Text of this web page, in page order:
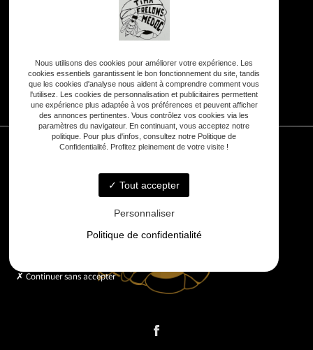
timafrelonsmedoc@gmail.com
7j/7 :8h - 20h
Nous utilisons des cookies pour améliorer votre expérience. Les
cookies essentiels garantissent le bon fonctionnement du site, tandis
que les cookies d'analyse nous aident à comprendre comment vous
l'utilisez. Les cookies de personnalisation et publicitaires permettent
une expérience plus adaptée à vos préférences et peuvent afficher
des annonces pertinentes. Vous contrôlez vos cookies via les
paramètres du navigateur. En continuant, vous acceptez notre
politique. Pour plus d'infos, consultez notre Politique de
Confidentialité. Profitez pleinement de votre visite !
Tout accepter
Personnaliser
Politique de confidentialité
Continuer sans accepter